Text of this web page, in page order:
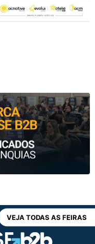
VEJA TODAS AS FEIRAS